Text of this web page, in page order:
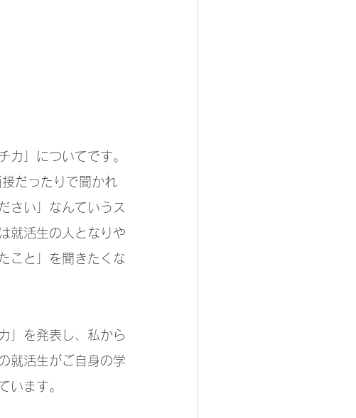
カ」についてです。
だったりで聞かれ
さい」なんていうス
就活生の人となりや
こと」を聞きたくな
」を発表し、私から
就活生がご自身の学
います。